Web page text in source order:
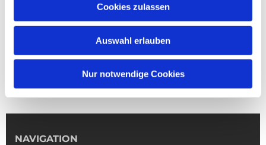
Cookies zulassen
Auswahl erlauben
Nur notwendige Cookies
NAVIGATION